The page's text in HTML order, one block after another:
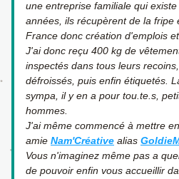
une entreprise familiale qui
années, ils récupèrent de la fripe
France donc création d'emplois
J'ai donc reçu 400 kg de
inspectés dans tous leurs
défroissés, puis enfin étiquetés.
sympa, il y en a pour tou.te.s,
hommes.
J'ai même commencé à mettre
amie Nam'Créative alias
Vous n'imaginez même pas a
de pouvoir enfin vous accueillir